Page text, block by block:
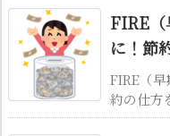
FIRE（
に！節
FIRE（
約の仕方